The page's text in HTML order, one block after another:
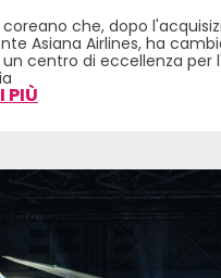
che, dopo
Asiana Airlines, ha
centro di eccellenza per
PIÙ